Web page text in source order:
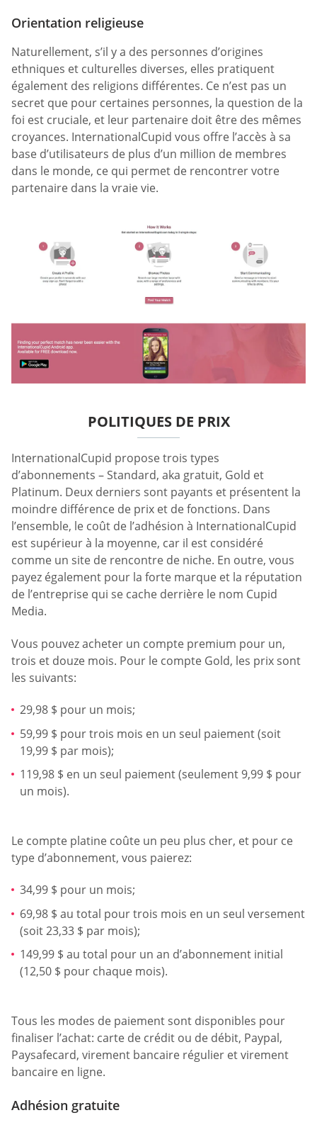
Orientation religieuse
Naturellement, s’il y a des personnes d’origines
ethniques et culturelles diverses, elles pratiquent
également des religions différentes. Ce n’est pas un
secret que pour certaines personnes, la question de la
foi est cruciale, et leur partenaire doit être des mêmes
croyances. InternationalCupid vous offre l’accès à sa
base d’utilisateurs de plus d’un million de membres
dans le monde, ce qui permet de rencontrer votre
partenaire dans la vraie vie.
POLITIQUES DE PRIX
InternationalCupid propose trois types
d’abonnements – Standard, aka gratuit, Gold et
Platinum. Deux derniers sont payants et présentent la
moindre différence de prix et de fonctions. Dans
l’ensemble, le coût de l’adhésion à InternationalCupid
est supérieur à la moyenne, car il est considéré
comme un site de rencontre de niche. En outre, vous
payez également pour la forte marque et la réputation
de l’entreprise qui se cache derrière le nom Cupid
Media.
Vous pouvez acheter un compte premium pour un,
trois et douze mois. Pour le compte Gold, les prix sont
les suivants:
29,98 $ pour un mois;
59,99 $ pour trois mois en un seul paiement (soit
19,99 $ par mois);
119,98 $ en un seul paiement (seulement 9,99 $ pour
un mois).
Le compte platine coûte un peu plus cher, et pour ce
type d’abonnement, vous paierez:
34,99 $ pour un mois;
69,98 $ au total pour trois mois en un seul versement
(soit 23,33 $ par mois);
149,99 $ au total pour un an d’abonnement initial
(12,50 $ pour chaque mois).
Tous les modes de paiement sont disponibles pour
finaliser l’achat: carte de crédit ou de débit, Paypal,
Paysafecard, virement bancaire régulier et virement
bancaire en ligne.
Adhésion gratuite